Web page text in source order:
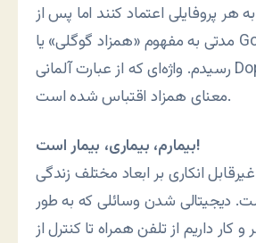
به هر پروفایلی اعتماد کنند اما پس از
مدتی به مفهوم «همزاد گوگلی» یا Googleganger
رسیدم. واژه‌ای که از عبارت آلمانی Doppelganger به
معنای همزاد اقتباس شده است.
بیمارم، بیماری، بیمار است!
انکاری بر ابعاد مختلف زندگی
دیجیتالی شدن وسائلی که به طور
و کار داریم از تلفن همراه تا کنترل از